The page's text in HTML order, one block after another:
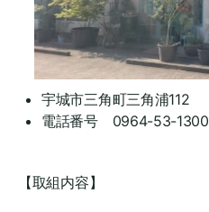
宇城市三角町三角浦112
電話番号 0964-53-1300
【取組内容】